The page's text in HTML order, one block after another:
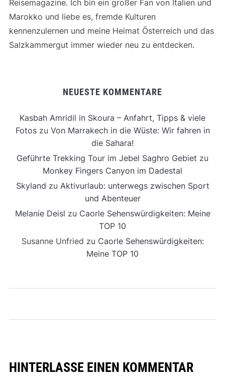
Reisemagazine. Ich bin ein großer Fan von Italien und
Marokko und liebe es, fremde Kulturen
kennenzulernen und meine Heimat Österreich und das
Salzkammergut immer wieder neu zu entdecken.
NEUESTE KOMMENTARE
Kasbah Amridil in Skoura – Anfahrt, Tipps & viele
Fotoszu Von Marrakech in die Wüste: Wir fahren in
die Sahara!
Geführte Trekking Tour im Jebel Saghro Gebiet zu
Monkey Fingers Canyon im Dadestal
Skyland zu Aktivurlaub: unterwegs zwischen Sport
und Abenteuer
Melanie Deisl zu Caorle Sehenswürdigkeiten: Meine
TOP 10
Susanne Unfried zu Caorle Sehenswürdigkeiten:
Meine TOP 10
HINTERLASSE EINEN KOMMENTAR